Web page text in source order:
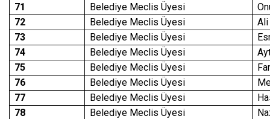
71
Belediye Meclis Üyesi
72
Belediye Meclis Üyesi
Ali
73
Belediye Meclis Üyesi
74
Belediye Meclis Üyesi
75
Belediye Meclis Üyesi
76
Belediye Meclis Üyesi
77
Belediye Meclis Üyesi
78
Belediye Meclis Üyesi